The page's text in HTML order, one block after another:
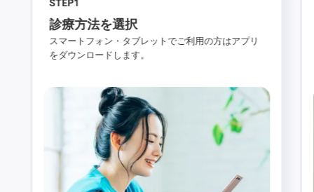
STEP1
診療方法を選択
スマートフォン・タブレットでご利用の方はアプリ
をダウンロードします。